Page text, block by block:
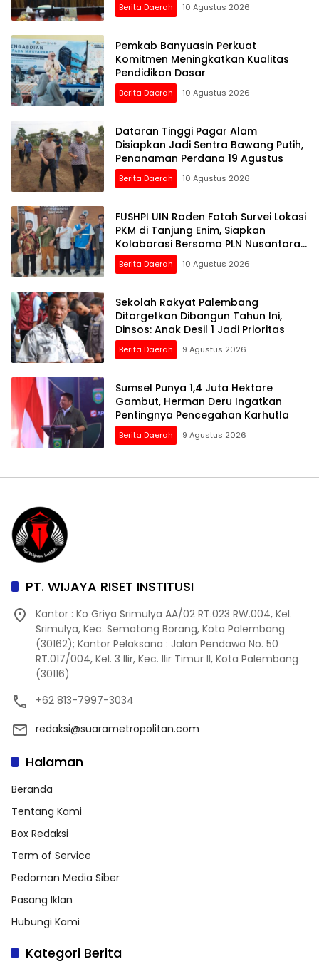
Berita Daerah 10 Agustus 2026
Pemkab Banyuasin Perkuat
Komitmen Meningkatkan Kualitas
Pendidikan Dasar
Berita Daerah 10 Agustus 2026
Dataran Tinggi Pagar Alam
Disiapkan Jadi Sentra Bawang Putih,
Penanaman Perdana 19 Agustus
Berita Daerah 10 Agustus 2026
FUSHPI UIN Raden Fatah Survei Lokasi
PKM di Tanjung Enim, Siapkan
Kolaborasi Bersama PLN Nusantara
Power UP Bukit Asam
Berita Daerah 10 Agustus 2026
Sekolah Rakyat Palembang
Ditargetkan Dibangun Tahun Ini,
Dinsos: Anak Desil 1 Jadi Prioritas
Berita Daerah 9 Agustus 2026
Sumsel Punya 1,4 Juta Hektare
Gambut, Herman Deru Ingatkan
Pentingnya Pencegahan Karhutla
Berita Daerah 9 Agustus 2026
PT. WIJAYA RISET INSTITUSI
Kantor : Ko Griya Srimulya AA/02 RT.023 RW.004, Kel.
Srimulya, Kec. Sematang Borang, Kota Palembang
(30162); Kantor Pelaksana : Jalan Pendawa No. 50
RT.017/004, Kel. 3 Ilir, Kec. Ilir Timur II, Kota Palembang
(30116)
+62 813-7997-3034
redaksi@suarametropolitan.com
Halaman
Beranda
Tentang Kami
Box Redaksi
Term of Service
Pedoman Media Siber
Pasang Iklan
Hubungi Kami
Kategori Berita